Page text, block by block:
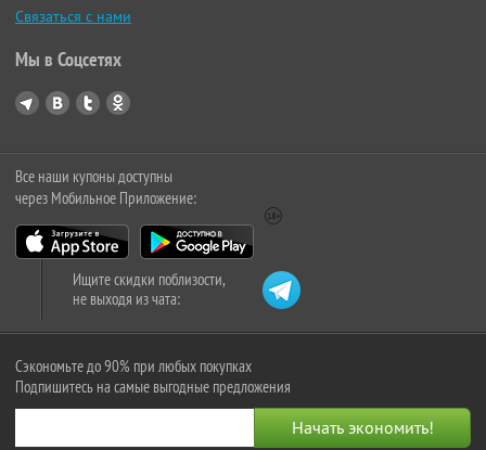
Связаться с нами
Мы в Соцсетях
Все наши купоны доступны
через Мобильное Приложение:
Ищите скидки поблизости,
не выходя из чата:
Сэкономьте до 90% при любых покупках
Подпишитесь на самые выгодные предложения